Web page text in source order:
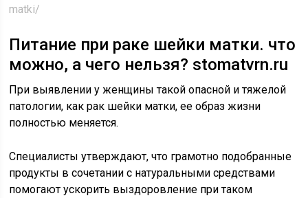
matki/
Питание при раке шейки матки. что
можно, а чего нельзя? stomatvrn.ru
При выявлении у женщины такой опасной и тяжелой
патологии, как рак шейки матки, ее образ жизни
полностью меняется.
Специалисты утверждают, что грамотно подобранные
продукты в сочетании с натуральными средствами
помогают ускорить выздоровление при таком